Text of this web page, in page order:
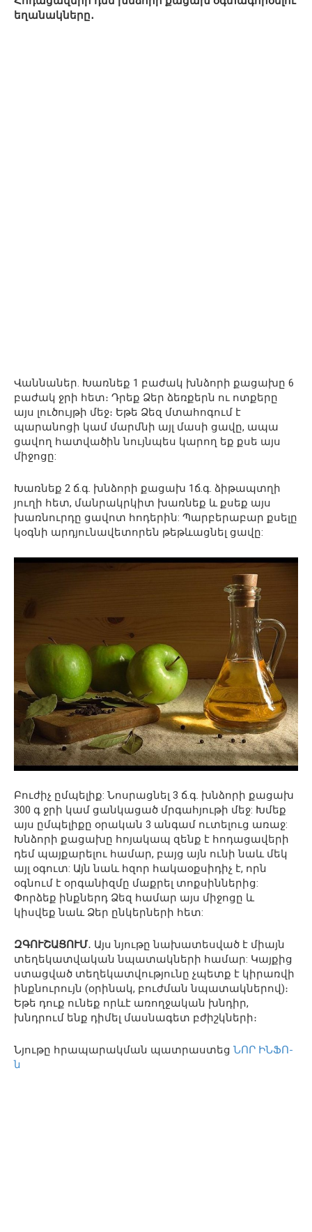
եղանակները․
Վաննաներ. Խառնեք 1 բաժակ խնձորի քացախը 6
բաժակ ջրի հետ։ Դրեք Ձեր ձեռքերն ու ոտքերը
այս լուծույթի մեջ։ Եթե ​​Ձեզ մտահոգում է
պարանոցի կամ մարմնի այլ մասի ցավը, ապա
ցավող հատվածին նույնպես կարող եք քսե այս
միջոցը:
Խառնեք 2 ճ.գ. խնձորի քացախ 1ճ.գ. ձիթապտղի
յուղի հետ, մանրակրկիտ խառնեք և քսեք այս
խառնուրդը ցավոտ հոդերին: Պարբերաբար քսելը
կօգնի արդյունավետորեն թեթևացնել ցավը:
Բուժիչ ըմպելիք: Նոսրացնել 3 ճ.գ. խնձորի քացախ
300 գ ջրի կամ ցանկացած մրգահյութի մեջ: Խմեք
այս ըմպելիքը օրական 3 անգամ ուտելուց առաջ:
Խնձորի քացախը հոյակապ զենք է հոդացավերի
դեմ պայքարելու համար, բայց այն ունի նաև մեկ
այլ օգուտ: Այն նաև հզոր հակաօքսիդիչ է, որն
օգնում է օրգանիզմը մաքրել տոքսիններից:
Փորձեք ինքներդ Ձեզ համար այս միջոցը և
կիսվեք նաև Ձեր ընկերների հետ:
ԶԳՈՒՇԱՑՈՒՄ․ Այս նյութը նախատեսված է միայն
տեղեկատվական նպատակների համար: Կայքից
ստացված տեղեկատվությունը չպետք է կիրառվի
ինքնուրույն (օրինակ, բուժման նպատակներով)։
Եթե դուք ունեք որևէ առողջական խնդիր,
խնդրում ենք դիմել մասնագետ բժիշկների։
Նյութը հրապարակման պատրաստեց ՆՈՐ ԻՆՖՈ-
ն